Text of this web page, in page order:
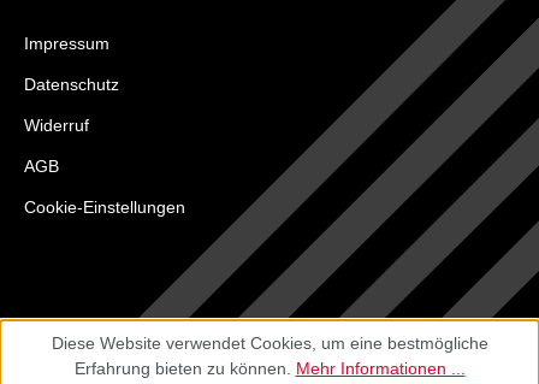
Impressum
Datenschutz
Widerruf
AGB
Cookie-Einstellungen
Diese Website verwendet Cookies, um eine bestmögliche
Erfahrung bieten zu können. Mehr Informationen ...